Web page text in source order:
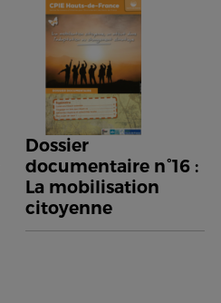
Dossier
documentaire n°16 :
La mobilisation
citoyenne